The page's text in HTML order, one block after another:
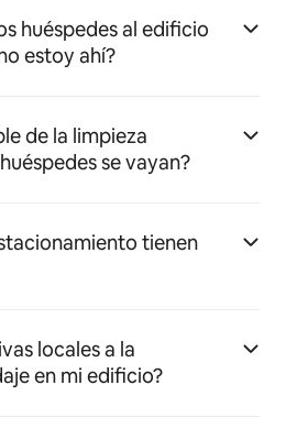
huéspedes al edificio
estoy ahí?
de la limpieza
se vayan?
tienen
locales a la
en mi edificio?